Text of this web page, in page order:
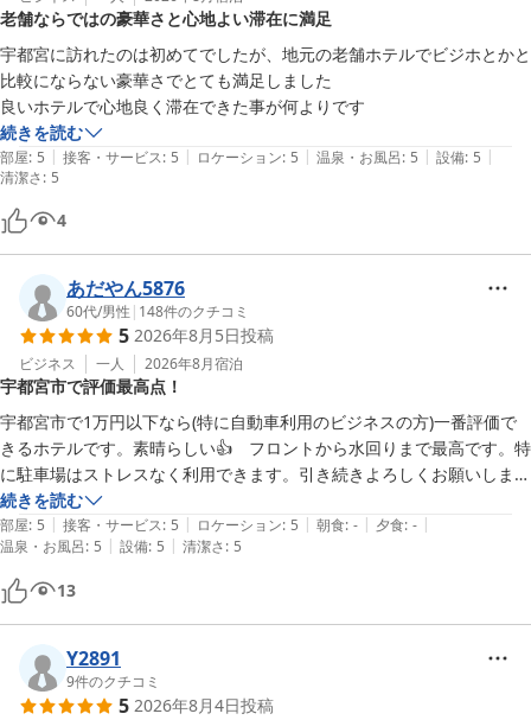
老舗ならではの豪華さと心地よい滞在に満足
宇都宮に訪れたのは初めてでしたが、地元の老舗ホテルでビジホとかと
比較にならない豪華さでとても満足しました
良いホテルで心地良く滞在できた事が何よりです
続きを読む
部屋: 5 | 接客・サービス: 5 | ロケーション: 5 | 温泉・お風呂: 5 | 設備: 5 |
清潔さ: 5
4
あだやん5876
60代/男性 | 148件のクチコミ
5 2026年8月5日投稿
ビジネス 一人 2026年8月宿泊
宇都宮市で評価最高点！
宇都宮市で1万円以下なら(特に自動車利用のビジネスの方)一番評価で
きるホテルです。素晴らしい👍　フロントから水回りまで最高です。特
に駐車場はストレスなく利用できます。引き続きよろしくお願いしま
す。
続きを読む
部屋: 5 | 接客・サービス: 5 | ロケーション: 5 | 朝食: - | 夕食: - |
温泉・お風呂: 5 | 設備: 5 | 清潔さ: 5
13
Y2891
9件のクチコミ
5 2026年8月4日投稿